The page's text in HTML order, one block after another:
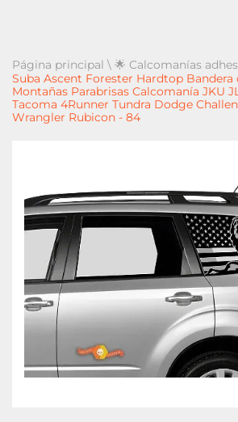
Página principal \ 🌟 Calcomanías
Suba Ascent Forester Hardtop Bandera
Montañas Parabrisas Calcomanía JKU
Tacoma 4Runner Tundra Dodge
Wrangler Rubicon - 84